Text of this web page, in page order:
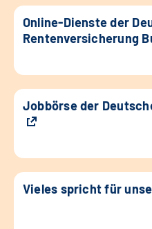
Online-Dienste der
Rentenversicherung
Jobbörse der
Vieles spricht für